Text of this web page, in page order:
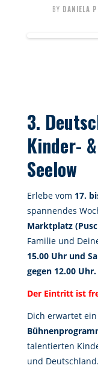
BY DANIELA
3.
Kinder-
Seelow
Erlebe vom 17.
spannendes
Marktplatz
Familie und
15.00 Uhr und
gegen 12.00 Uhr.
Der Eintritt ist
Dich erwartet ein
talentierten
und Deutschland.